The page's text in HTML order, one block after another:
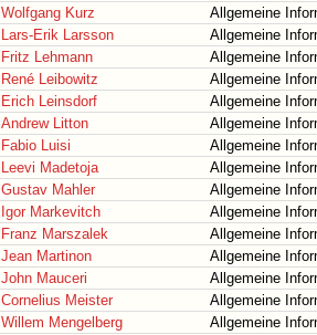
Wolfgang Kurz
Allgemeine
Lars-Erik Larsson
Allgemeine
Fritz Lehmann
Allgemeine
René Leibowitz
Allgemeine
Erich Leinsdorf
Allgemeine
Andrew Litton
Allgemeine
Fabio Luisi
Allgemeine
Leevi Madetoja
Allgemeine
Gustav Mahler
Allgemeine
Igor Markevitch
Allgemeine
Franz Marszalek
Allgemeine
Jean Martinon
Allgemeine
John Mauceri
Allgemeine
Cornelius Meister
Allgemeine
Willem Mengelberg
Allgemeine